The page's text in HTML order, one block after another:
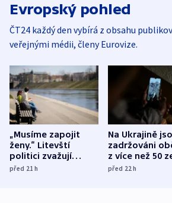
Evropský pohled
ČT24 každý den vybírá z obsahu
veřejnými médii, členy Eurovize.
„Musíme zapojit
ženy.“ Litevští
politici zvažují
dohodu o
před 21h
Na Ukrajině
zadržováni
z více než 50
Bojovali na
před 22h